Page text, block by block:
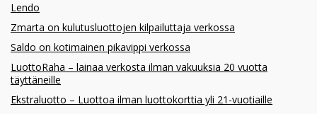
Lendo
Zmarta on kulutusluottojen kilpailuttaja verkossa
Saldo on kotimainen pikavippi verkossa
LuottoRaha – lainaa verkosta ilman vakuuksia 20 vuotta
täyttäneille
Ekstraluotto – Luottoa ilman luottokorttia yli 21-vuotiaille